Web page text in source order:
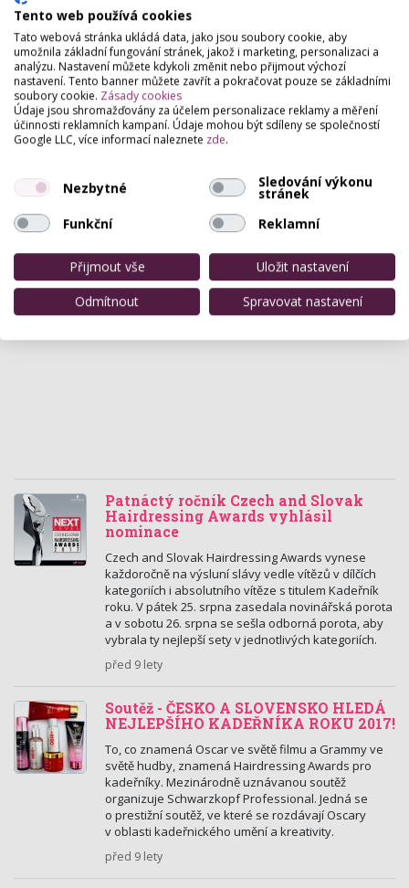
nezávislé kadeřnické soutěže Czech and Slovak
Hairdressing Awards, která již patnáctým rokem
probíhá za podpory Schwarzkopf Professional,
divize profesionální vlasové kosmetiky společnosti
Henkel. Zájem o letošní soutěž ze strany salonů byl
nad očekávání. Do soutěže se přihlásilo více
kadeřníků s větším počtem kolekcí než v minulém
roce! Titul Kadeřník roku 2017 (Hairdresser of the
Year) a pomyslného kadeřnického Oscara pro rok
Sedlák v Prešově. Po třech letech vlády českých
kadeřníků tak putuje titul Kadeřník roku na
Slovensko.
Patnáctý ročník Czech and Slovak
Hairdressing Awards vyhlásil
nominace
Czech and Slovak Hairdressing Awards vynese
každoročně na výsluní slávy vedle vítězů v dílčích
kategoriích i absolutního vítěze s titulem Kadeřník
roku. V pátek 25. srpna zasedala novinářská porota
a v sobotu 26. srpna se sešla odborná porota, aby
vybrala ty nejlepší sety v jednotlivých kategoriích.
před 9 lety
Soutěž - ČESKO A SLOVENSKO HLEDÁ
NEJLEPŠÍHO KADEŘNÍKA ROKU 2017!
To, co znamená Oscar ve světě filmu a Grammy ve
světě hudby, znamená Hairdressing Awards pro
kadeřníky. Mezinárodně uznávanou soutěž
organizuje Schwarzkopf Professional. Jedná se
o prestižní soutěž, ve které se rozdávají Oscary
v oblasti kadeřnického umění a kreativity.
před 9 lety
Tento web používá cookies
Tato webová stránka ukládá data, jako jsou soubory cookie, aby
umožnila základní fungování stránek, jakož i marketing, personalizaci a
analýzu. Nastavení můžete kdykoli změnit nebo přijmout výchozí
nastavení. Tento banner můžete zavřít a pokračovat pouze se základními
soubory cookie. Zásady cookies
Údaje jsou shromažďovány za účelem personalizace reklamy a měření
účinnosti reklamních kampaní. Údaje mohou být sdíleny se společností
Google LLC, více informací naleznete zde.
Nezbytné Sledování výkonu
stránek
Funkční
Reklamní
Přijmout vše
Uložit nastavení
Odmítnout
Spravovat nastavení